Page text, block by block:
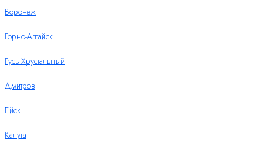
Воронеж
Горно-Алтайск
Гусь-Хрустальный
Дмитров
Ейск
Калуга